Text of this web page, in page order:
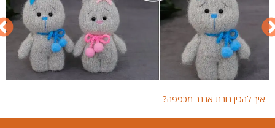
איך להכין בובת ארנב מכפפה?